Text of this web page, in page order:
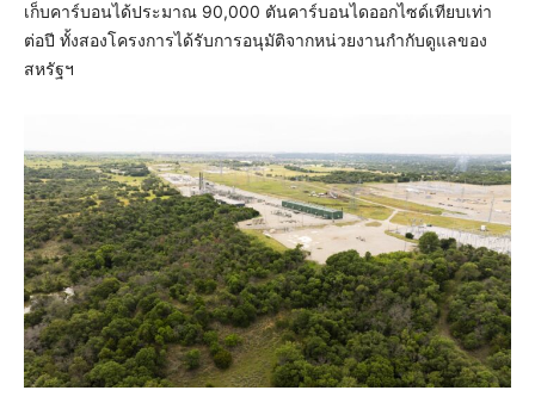
เก็บคาร์บอนได้ประมาณ 90,000 ตันคาร์บอนไดออกไซด์เทียบเท่า
ต่อปี ทั้งสองโครงการได้รับการอนุมัติจากหน่วยงานกำกับดูแลของ
สหรัฐฯ